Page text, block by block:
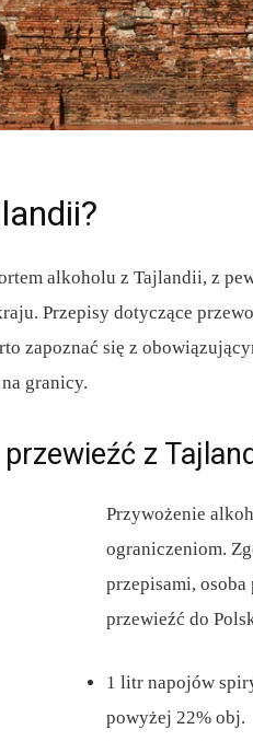
alkoholu z Tajlandii, z
Przepisy dotyczące
zapoznać się z
granicy.
przewieźć z
Przywożenie
ograniczeniom.
przepisami,
przewieźć do
1 litr napojów
powyżej 22% obj.